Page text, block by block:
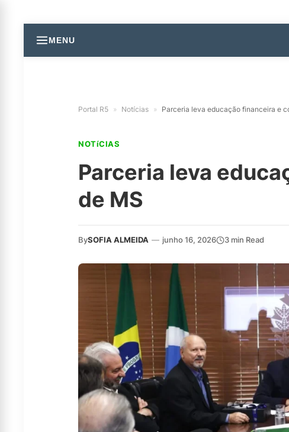
MENU
Portal R5 » Notícias » Parceria leva educação financeira e
NOTíCIAS
Parceria leva
de MS
BySOFIA ALMEIDA — junho 16, 2026 3 min Read